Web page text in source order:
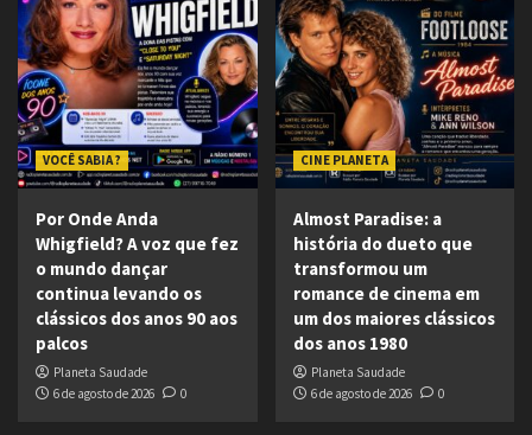
VOCÊ SABIA ?
Por Onde Anda
Whigfield? A voz que fez
o mundo dançar
continua levando os
clássicos dos anos 90 aos
palcos
Planeta Saudade
6 de agosto de 2026
0
CINE PLANETA
Almost Paradise: a
história do dueto que
transformou um
romance de cinema em
um dos maiores clássicos
dos anos 1980
Planeta Saudade
6 de agosto de 2026
0